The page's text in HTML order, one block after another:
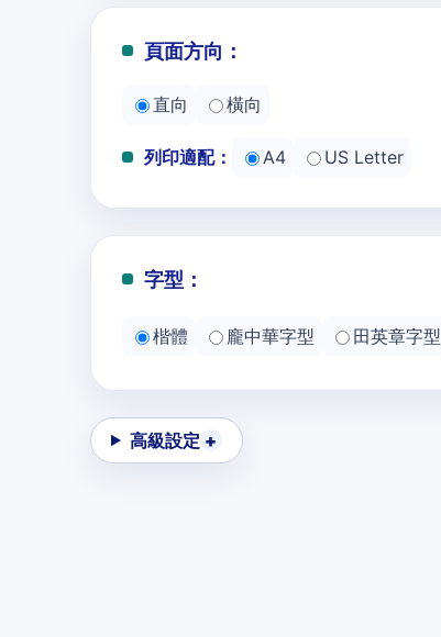
頁面方向：
直向 橫向
列印適配： A4 US Letter
字型：
楷體 龐中華字型 田英章字型
高級設定